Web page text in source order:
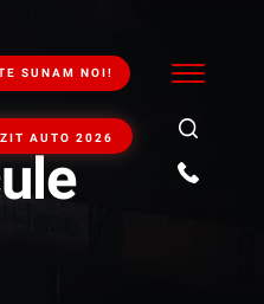
AUTO 2026
SUNAM NOI!